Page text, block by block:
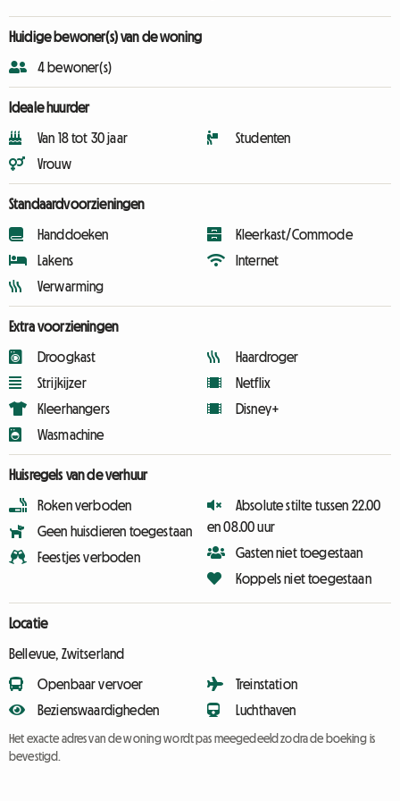
Huidige bewoner(s) van de woning
4 bewoner(s)
Ideale huurder
Van 18 tot 30 jaar
Vrouw
Studenten
Standaardvoorzieningen
Handdoeken
Lakens
Verwarming
Kleerkast/Commode
Internet
Extra voorzieningen
Droogkast
Strijkijzer
Kleerhangers
Wasmachine
Haardroger
Netflix
Disney+
Huisregels van de verhuur
Roken verboden
Geen huisdieren toegestaan
Feestjes verboden
Absolute stilte tussen 22.00
en 08.00 uur
Gasten niet toegestaan
Koppels niet toegestaan
Locatie
Bellevue, Zwitserland
Openbaar vervoer
Bezienswaardigheden
Treinstation
Luchthaven
Het exacte adres van de woning wordt pas meegedeeld zodra de boeking is
bevestigd.